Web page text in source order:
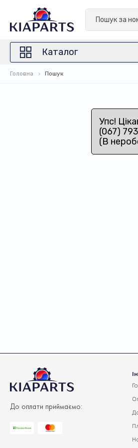
Каталог
Головна Пошук
Упс!
(067)
(В
До оплати приймаємо: